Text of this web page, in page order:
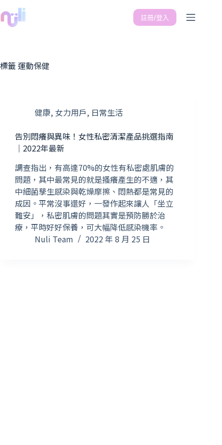
註冊/登入
標籤 運動保健
健康, 女力用戶, 日常生活
告別悶癢與異味！女性私密清潔產品挑選指南
｜2022年最新
調查指出，有高達70%的女性有私密處肌膚的
問題，其中最常見的就是搔癢產生的不適，其
中細菌孳生感染與乾燥摩擦、悶熱都是常見的
成因。平常沒事還好，一發作起來讓人「坐立
難安」，私密肌膚的問題其實是預防勝於治
療，平時好好保養，可大幅降低感染機率。
Nuli Team
2022 年 8 月 25 日